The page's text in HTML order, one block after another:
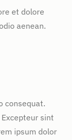
et dolore
aenean.
consequat.
sint
ipsum dolor